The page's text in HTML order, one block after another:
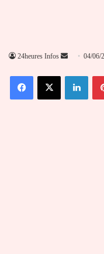
24heures Infos
Envoyer
courriel
04/06/
FacebookX